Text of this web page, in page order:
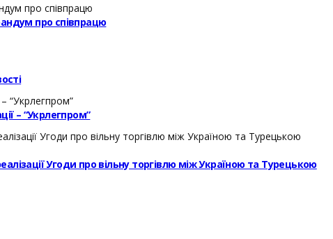
про співпрацю
– “Укрлегпром”
Угоди про вільну торгівлю між Україною та Турецькою